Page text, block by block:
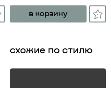
в корзину
схожие по стилю